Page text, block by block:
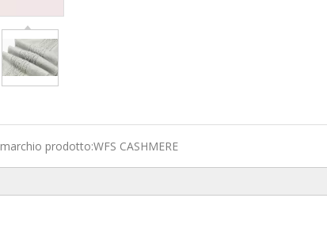
marchio prodotto:WFS CASHMERE